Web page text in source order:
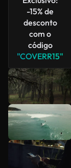
-15% de
desconto
com o
código
"COVERR15"